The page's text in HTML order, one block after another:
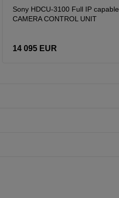
Sony HDCU-3100 Full IP capable
CAMERA CONTROL UNIT
14 095 EUR